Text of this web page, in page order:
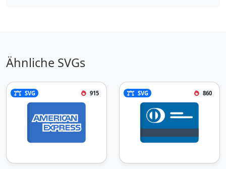
Ähnliche SVGs
SVG 915 SVG 860